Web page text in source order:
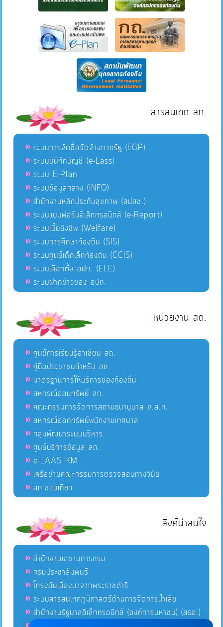
สารสนเทศ สถ.
ระบบการจัดซื้อจัดจ้างภาครัฐ (EGP)
ระบบบันทึกบัญชี (e-Lass)
ระบบ E-Plan
ระบบข้อมูลกลาง (INFO)
สำนักงานหลักประกันสุขภาพ (สปสช.)
ระบบแบบฟอร์มอิเล็กทรอนิกส์ (e-Report)
ระบบเบี้ยยังชีพ (Welfare)
ระบบการศึกษาท้องถิ่น (SIS)
ระบบศูนย์เด็กเล็กท้องถิ่น (CCIS)
ระบบเลือกตั้ง อปท. (ELE)
ระบบฝากข่าวของ อปท.
หน่วยงาน สถ.
ศูนย์การเรียนรู้อาเซียน สถ.
คู่มือประชาชนสำหรับ สถ.
มาตรฐานการให้บริการของท้องถิ่น
สหกรณ์ออมทรัพย์ สถ.
คณะกรรมการจัดการสถานธนานุบาล จ.ส.ท.
สหกรณ์ออกทรัพย์พนักงานเทศบาล
กลุ่มพัฒนาระบบบริหาร
ศูนย์บริการข้อมูล สถ.
e-LAAS KM
เครือข่ายคณะกรรมการตรวจสอบทางวินัย
สถ.ชวนเที่ยว
ลิงค์น่าสนใจ
สำนักงานเลขานุการกรม
กรมประชาสัมพันธ์
โครงอันเนื่องมาจากพระราชดำริ
ระบบสารสนเทศภูมิศาสตร์ด้านการจัดการน้ำเสีย
สำนักงานรัฐบาลอิเล็กทรอนิกส์ (องค์การมหาชน) (สรอ.)